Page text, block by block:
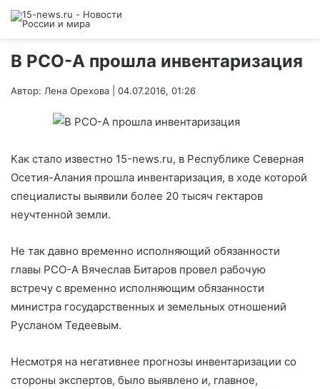
В РСО-А прошла инвентаризация
Автор: Лена Орехова | 04.07.2016, 01:26
Как стало известно 15-news.ru, в Республике Северная
Осетия-Алания прошла инвентаризация, в ходе которой
специалисты выявили более 20 тысяч гектаров
неучтенной земли.
Не так давно временно исполняющий обязанности
главы РСО-А Вячеслав Битаров провел рабочую
встречу с временно исполняющим обязанности
министра государственных и земельных отношений
Русланом Тедеевым.
Несмотря на негативнее прогнозы инвентаризации со
стороны экспертов, было выявлено и, главное,